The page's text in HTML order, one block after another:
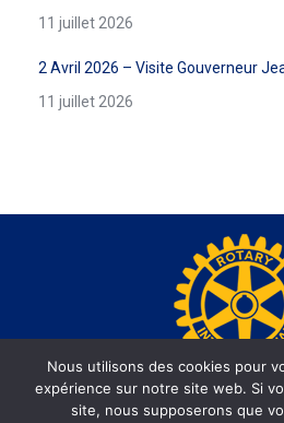
11 juillet 2026
2 Avril 2026 – Visite Gouverneur
11 juillet 2026
www.rotary-beausoleil.org - Site
Nous utilisons des cookies pour
expérience sur notre site web. Si
site, nous supposerons que